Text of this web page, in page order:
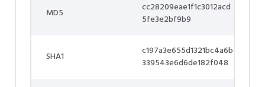
MD5
cc28209eae1f1c3012acd
5fe3e2bf9b9
SHA1
c197a3e655d1321bc4a6b
339543e6d6de182f048